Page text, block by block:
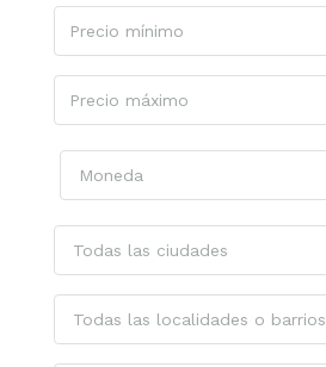
Moneda
Todas las ciudades
Todas las localidades o barrios